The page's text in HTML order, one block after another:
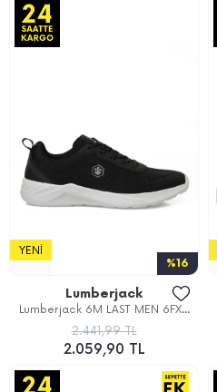
%16
YENI
Lumberjack
Lumberjack 6M LAST MEN 6FX...
2.441,99 TL
2.059,90 TL